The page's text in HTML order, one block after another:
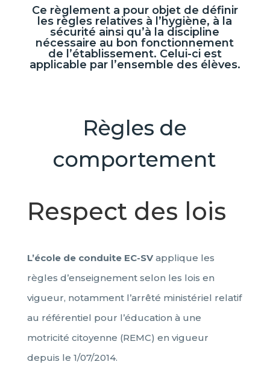
Ce règlement a pour objet de définir
les règles relatives à l’hygiène, à la
sécurité ainsi qu’à la discipline
nécessaire au bon fonctionnement
de l’établissement. Celui-ci est
applicable par l’ensemble des élèves.
Règles de
comportement
Respect des lois
L’école de conduite EC-SVapplique les
règles d’enseignement selon les lois en
vigueur, notamment l’arrêté ministériel relatif
au référentiel pour l’éducation à une
motricité citoyenne (REMC) en vigueur
depuis le 1/07/2014.